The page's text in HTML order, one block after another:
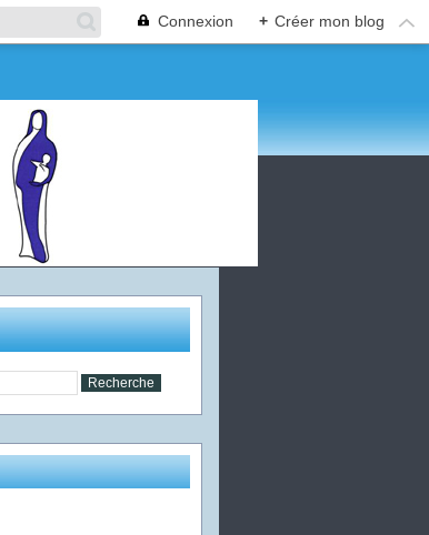
Connexion + Créer mon blog